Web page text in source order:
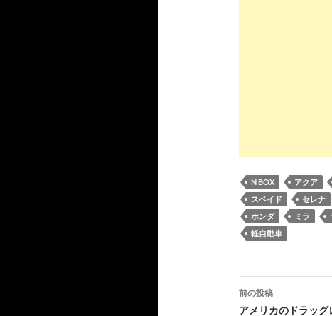
N BOX アクア
スペイド
セレナ
ホンダ
ミラ
軽自動車
投
前の投稿
アメリカのドラッグ